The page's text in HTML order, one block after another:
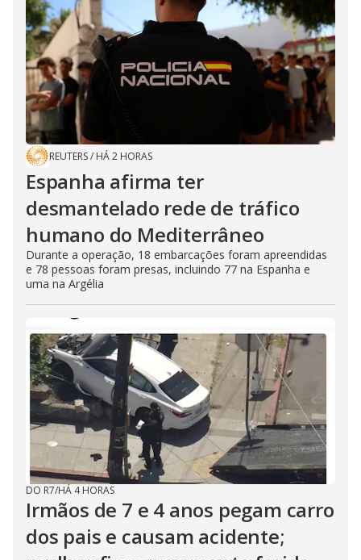
REUTERS/ HÁ 2 HORAS
Espanha afirma ter
desmantelado rede de tráfico
humano do Mediterrâneo
Durante a operação, 18 embarcações foram apreendidas
e 78 pessoas foram presas, incluindo 77 na Espanha e
uma na Argélia
DO R7/HÁ 4 HORAS
Irmãos de 7 e 4 anos pegam carro
dos pais e causam acidente;